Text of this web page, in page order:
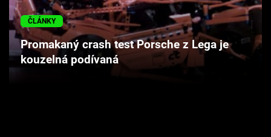
Cool Esport
Pořady
ČLÁNKY
Promakaný crash test Porsche z Lega je
kouzelná podívaná